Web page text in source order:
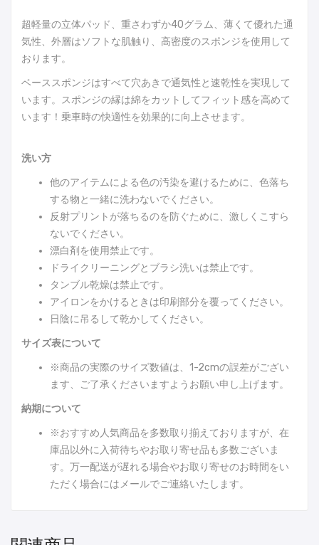
超軽量の立体パッド、重さわずか40グラム、薄くて優れた通
気性、外層はソフトな肌触り、高密度のスポンジを使用して
おります。
ベーススポンジはすべて穴あきで通気性と速乾性を実現して
います。スポンジの縁は綿をカットしてフィット感を高めて
います！乗車時の快適性を効果的に向上させます。
洗い方
他のアイテムによる色の汚染を避けるために、色落ち
する物と一緒に洗わないでください。
反射プリントが落ちるのを防ぐために、激しくこすら
ないでください。
漂白剤を使用禁止です。
ドライクリーニングとブラシ洗いは禁止です。
タンブル乾燥は禁止です。
アイロンをかけるときは印刷部分を覆ってください。
日陰に吊るして乾かしてください。
サイズ表について
※商品の実際のサイズ数値は、1-2cmの誤差がござい
ます、ご了承くださいますようお願い申し上げます。
納期について
※おすすめ人気商品を多数取り揃えておりますが、在
庫品以外に入荷待ちやお取り寄せ品も多数ございま
す。万一配送が遅れる場合やお取り寄せのお時間をい
ただく場合にはメールでご連絡いたします。